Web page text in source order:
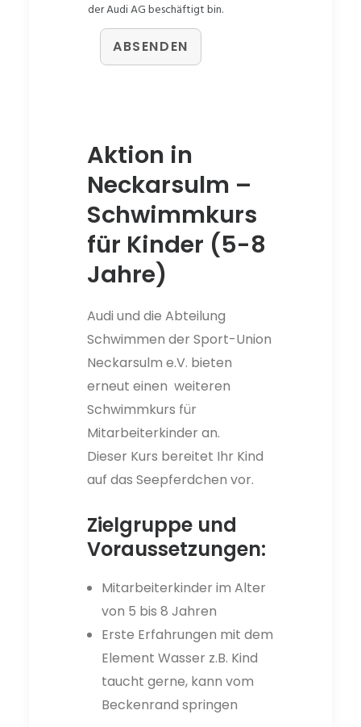
der Audi AG beschäftigt bin.
ABSENDEN
Aktion in
Neckarsulm –
Schwimmkurs
für Kinder (5-8
Jahre)
Audi und die Abteilung
Schwimmen der Sport-Union
Neckarsulm e.V. bieten
erneut einen weiteren
Schwimmkurs für
Mitarbeiterkinder an.
Dieser Kurs bereitet Ihr Kind
auf das Seepferdchen vor.
Zielgruppe und
Voraussetzungen:
Mitarbeiterkinder im Alter
von 5 bis 8 Jahren
Erste Erfahrungen mit dem
Element Wasser z.B. Kind
taucht gerne, kann vom
Beckenrand springen